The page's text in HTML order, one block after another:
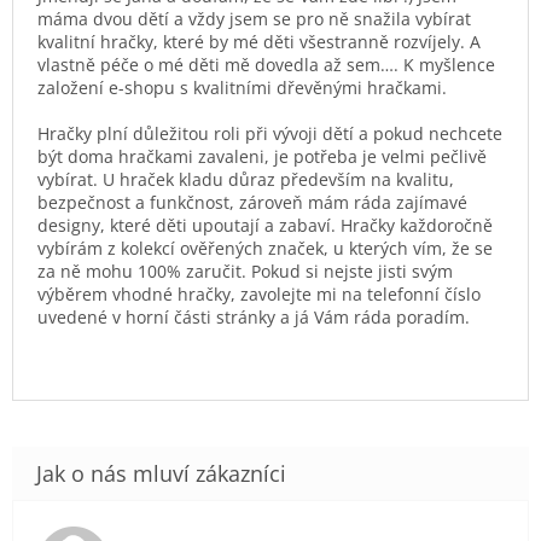
máma dvou dětí a vždy jsem se pro ně snažila vybírat
kvalitní hračky, které by mé děti všestranně rozvíjely. A
vlastně péče o mé děti mě dovedla až sem…. K myšlence
založení e-shopu s kvalitními dřevěnými hračkami.
Hračky plní důležitou roli při vývoji dětí a pokud nechcete
být doma hračkami zavaleni, je potřeba je velmi pečlivě
vybírat. U hraček kladu důraz především na kvalitu,
bezpečnost a funkčnost, zároveň mám ráda zajímavé
designy, které děti upoutají a zabaví. Hračky každoročně
vybírám z kolekcí ověřených značek, u kterých vím, že se
za ně mohu 100% zaručit. Pokud si nejste jisti svým
výběrem vhodné hračky, zavolejte mi na telefonní číslo
uvedené v horní části stránky a já Vám ráda poradím.